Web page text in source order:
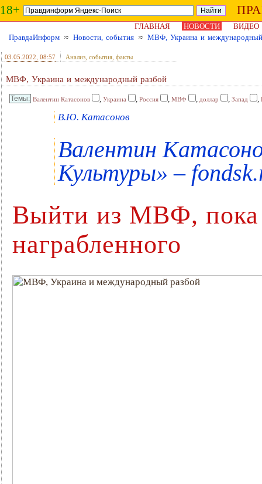
18+
ГЛАВНАЯ НОВОСТИ
ВИДЕО
ПравдаИнформ ≈ Новости, события ≈ МВФ, Украина и
03.05.2022 , 08:57 Анализ, события, факты
МВФ, Украина и международный разбой
Валентин Катасонов , Украина , Россия , МВФ , доллар , Запад ,
В.Ю. Катасонов
Валентин
Культуры» –
Выйти из МВФ, пока
награбленного